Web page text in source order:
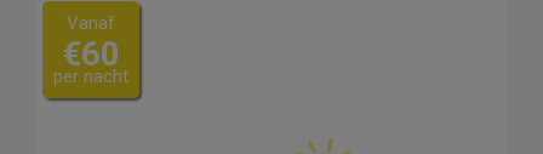
Vanaf
€60
per nacht